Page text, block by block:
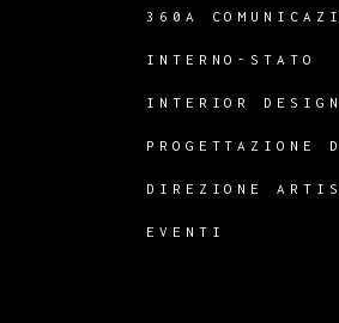
360A
INTERNO-STATO
INTERIOR DESIGN
PROGETTAZIONE
DIREZIONE
EVENTI